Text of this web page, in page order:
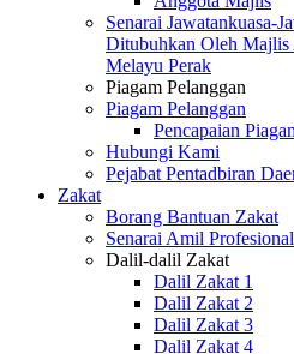
Senarai Jawatankuasa-
Ditubuhkan Oleh
Melayu Perak
Piagam Pelanggan
Piagam Pelanggan
Pencapaian
Hubungi Kami
Pejabat Pentadbiran
Zakat
Borang Bantuan Zakat
Senarai Amil
Dalil-dalil Zakat
Dalil Zakat 1
Dalil Zakat 2
Dalil Zakat 3
Dalil Zakat 4